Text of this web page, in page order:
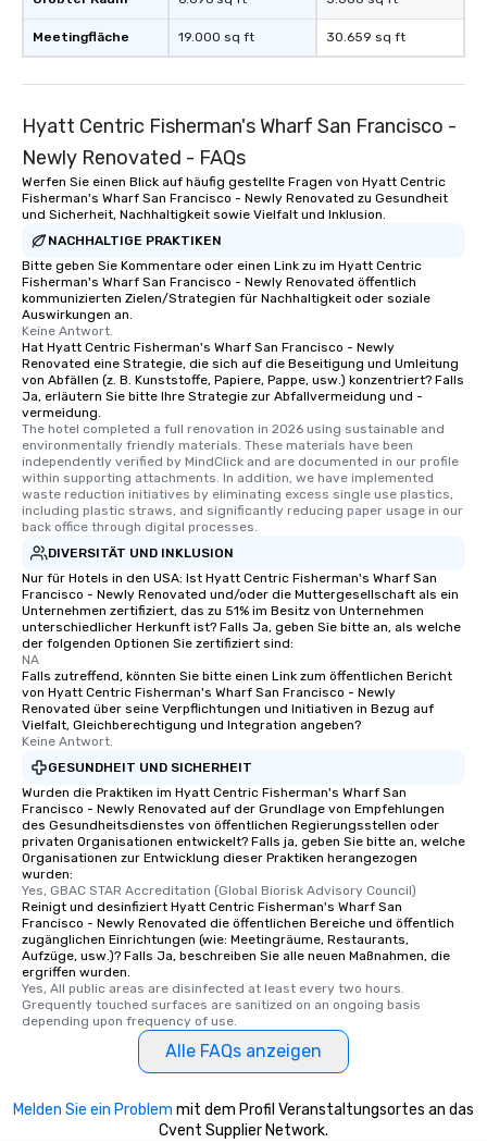
Meetingfläche 19.000 sq ft 30.659 sq ft
Hyatt Centric Fisherman's Wharf San Francisco -
Newly Renovated - FAQs
Werfen Sie einen Blick auf häufig gestellte Fragen von Hyatt Centric
Fisherman's Wharf San Francisco - Newly Renovated zu Gesundheit
und Sicherheit, Nachhaltigkeit sowie Vielfalt und Inklusion.
NACHHALTIGE PRAKTIKEN
Bitte geben Sie Kommentare oder einen Link zu im Hyatt Centric
Fisherman's Wharf San Francisco - Newly Renovated öffentlich
kommunizierten Zielen/Strategien für Nachhaltigkeit oder soziale
Auswirkungen an.
Keine Antwort.
Hat Hyatt Centric Fisherman's Wharf San Francisco - Newly
Renovated eine Strategie, die sich auf die Beseitigung und Umleitung
von Abfällen (z. B. Kunststoffe, Papiere, Pappe, usw.) konzentriert? Falls
Ja, erläutern Sie bitte Ihre Strategie zur Abfallvermeidung und -
vermeidung.
The hotel completed a full renovation in 2026 using sustainable and
environmentally friendly materials. These materials have been
independently verified by MindClick and are documented in our profile
within supporting attachments. In addition, we have implemented
waste reduction initiatives by eliminating excess single use plastics,
including plastic straws, and significantly reducing paper usage in our
back office through digital processes.
DIVERSITÄT UND INKLUSION
Nur für Hotels in den USA: Ist Hyatt Centric Fisherman's Wharf San
Francisco - Newly Renovated und/oder die Muttergesellschaft als ein
Unternehmen zertifiziert, das zu 51% im Besitz von Unternehmen
unterschiedlicher Herkunft ist? Falls Ja, geben Sie bitte an, als welche
der folgenden Optionen Sie zertifiziert sind:
NA
Falls zutreffend, könnten Sie bitte einen Link zum öffentlichen Bericht
von Hyatt Centric Fisherman's Wharf San Francisco - Newly
Renovated über seine Verpflichtungen und Initiativen in Bezug auf
Vielfalt, Gleichberechtigung und Integration angeben?
Keine Antwort.
GESUNDHEIT UND SICHERHEIT
Wurden die Praktiken im Hyatt Centric Fisherman's Wharf San
Francisco - Newly Renovated auf der Grundlage von Empfehlungen
des Gesundheitsdienstes von öffentlichen Regierungsstellen oder
privaten Organisationen entwickelt? Falls ja, geben Sie bitte an, welche
Organisationen zur Entwicklung dieser Praktiken herangezogen
wurden:
Yes, GBAC STAR Accreditation (Global Biorisk Advisory Council)
Reinigt und desinfiziert Hyatt Centric Fisherman's Wharf San
Francisco - Newly Renovated die öffentlichen Bereiche und öffentlich
zugänglichen Einrichtungen (wie: Meetingräume, Restaurants,
Aufzüge, usw.)? Falls Ja, beschreiben Sie alle neuen Maßnahmen, die
ergriffen wurden.
Yes, All public areas are disinfected at least every two hours.
Grequently touched surfaces are sanitized on an ongoing basis
depending upon frequency of use.
Alle FAQs anzeigen
Melden Sie ein Problem mit dem Profil Veranstaltungsortes an das
Cvent Supplier Network.